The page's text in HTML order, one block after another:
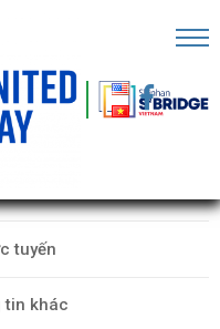
tuyến
tin khác